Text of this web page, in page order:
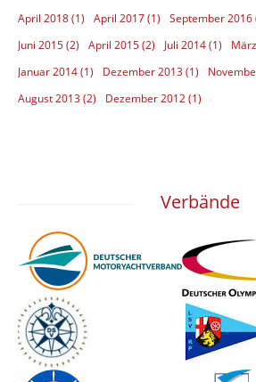
April 2018 (1) April 2017 (1) September 2016
Juni 2015 (2)
April 2015 (2) Juli 2014 (1)
Januar 2014 (1)
Dezember 2013 (1)
August 2013 (2)
Dezember 2012 (1)
Verbände